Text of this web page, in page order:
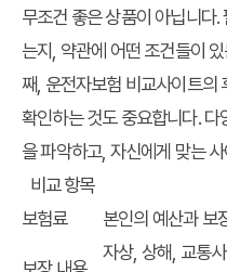
무조건 좋은 상품이 아닙니다
는지, 약관에 어떤 조건들이
째, 운전자보험 비교사이트의
확인하는 것도 중요합니다.
을 파악하고, 자신에게 맞는
비교 항목
보험료
본인의 예산과 보
자상, 상해, 교통